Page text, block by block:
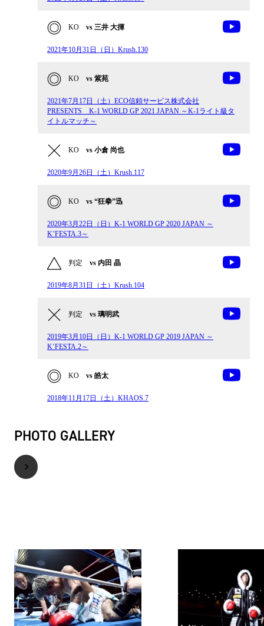
KO vs 三井 大揮
2021年10月31日（日）Krush.130
KO vs 紫苑
2021年7月17日（土）ECO信頼サービス株式会社
PRESENTS K-1 WORLD GP 2021 JAPAN ～K-1ライト級タ
イトルマッチ～
KO vs 小倉 尚也
2020年9月26日（土）Krush.117
KO vs “狂拳”迅
2020年3月22日（日）K-1 WORLD GP 2020 JAPAN ～
K’FESTA.3～
判定 vs 内田 晶
2019年8月31日（土）Krush.104
判定 vs 璃明武
2019年3月10日（日）K-1 WORLD GP 2019 JAPAN ～
K’FESTA.2～
KO vs 皓太
2018年11月17日（土）KHAOS.7
PHOTO GALLERY